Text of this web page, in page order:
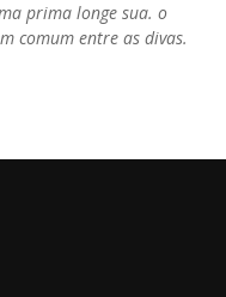
prima longe sua. o
comum entre as divas.